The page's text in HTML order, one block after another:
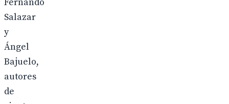
Salazar
y
Ángel
Bajuelo,
autores
de